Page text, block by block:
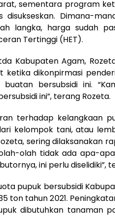
sementara program
disukseskan. Dimana-
langka, harga sudah
Tertinggi (HET).
Kabupaten Agam,
ketika dikonpirmasi
buatan bersubsidi ini.
ini”, terang Rozeta.
terhadap kelangkaan
kelompok tani, atau
sering dilaksanakan
olah tidak ada apa-
ini perlu diselidiki”,
pupuk bersubsidi
ton tahun 2021.
dibutuhkan tanaman